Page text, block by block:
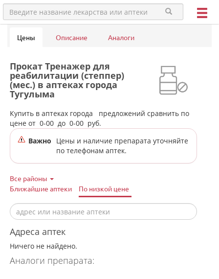
Цены Описание Аналоги
Прокат Тренажер для
реабилитации (степпер)
(мес.) в аптеках города
Тугулыма
Купить в аптеках города
предложений сравнить по
цене от 0-00 до 0-00 руб.
Важно
Цены и наличие препарата уточняйте
по телефонам аптек.
Все районы
Ближайшие аптеки
По низкой цене
Адреса аптек
Ничего не найдено.
Аналоги препарата: